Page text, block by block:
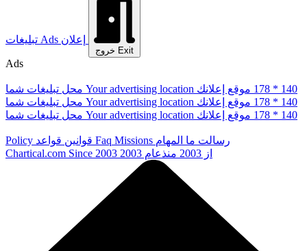
تبلیغات Ads
خروج Exit
Ads
محل تبلیغات شما Your advertising location موقع إعلانك 178 * 140
محل تبلیغات شما Your advertising location موقع إعلانك 178 * 140
محل تبلیغات شما Your advertising location موقع إعلانك 178 * 140
Policy قوانین قواعد Faq Missions رسالت ما المهام
Chartical.com Since 2003 از 2003 منذعام 2003